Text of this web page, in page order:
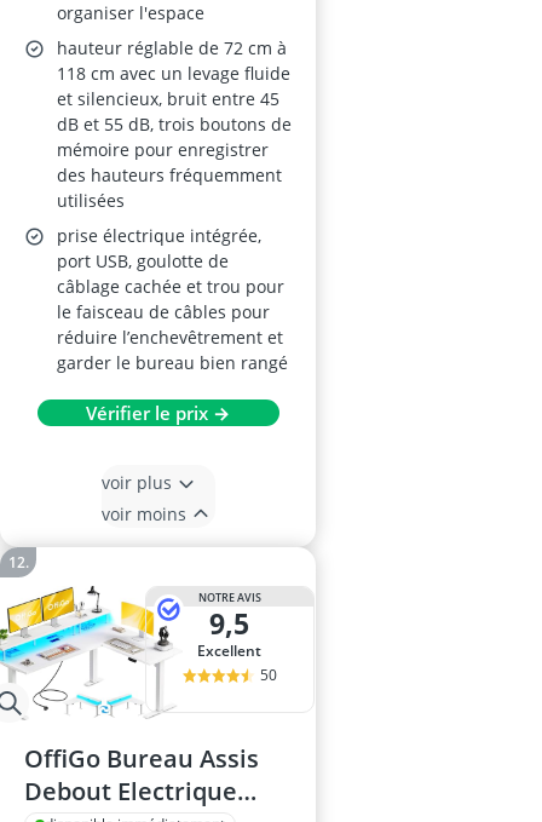
organiser l'espace
hauteur réglable de 72 cm à
118 cm avec un levage fluide
et silencieux, bruit entre 45
dB et 55 dB, trois boutons de
mémoire pour enregistrer
des hauteurs fréquemment
utilisées
prise électrique intégrée,
port USB, goulotte de
câblage cachée et trou pour
le faisceau de câbles pour
réduire l’enchevêtrement et
garder le bureau bien rangé
Vérifier le prix →
voir plus
voir moins
NOTRE AVIS
9,5
Excellent
50
OffiGo Bureau Assis
Debout Electrique